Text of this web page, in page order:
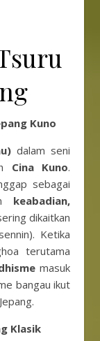
Kuno
dalam seni
Cina Kuno.
sebagai
keabadian,
dikaitkan
Ketika
terutama
masuk
bangau ikut
Klasik